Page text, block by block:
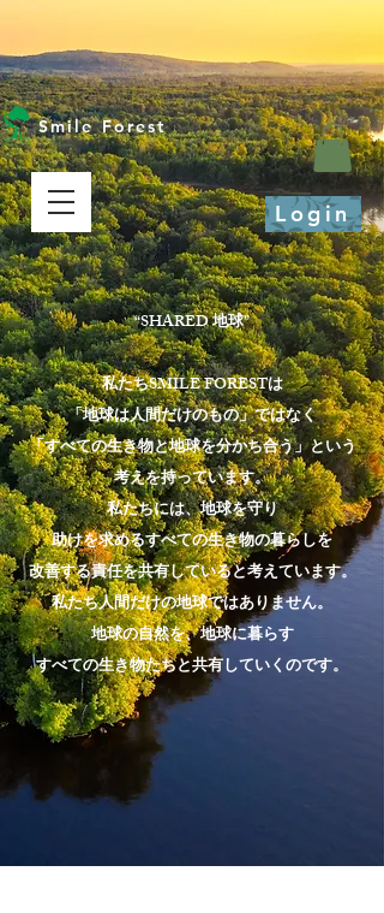
Smile Forest
Login
“SHARED 地球”
私たちSMILE FORESTは
「地球は人間だけのもの」ではなく
「すべての生き物と地球を分かち合う」という
考えを持っています。
私たちには、地球を守り
助けを求めるすべての生き物の暮らしを
改善する責任を共有していると考えています。
私たち人間だけの地球ではありません。
地球の自然を、地球に暮らす
すべての生き物たちと共有していくのです。